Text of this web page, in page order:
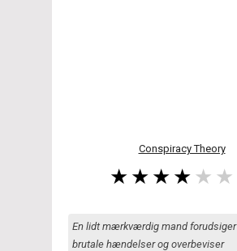
Conspiracy Theory
En lidt mærkværdig mand forudsiger
brutale hændelser og overbeviser